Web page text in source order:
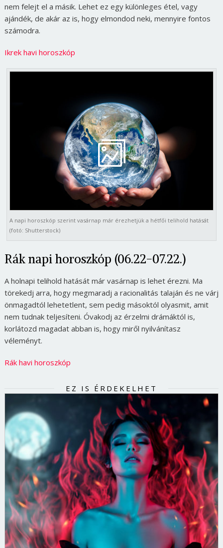
nem felejt el a másik. Lehet ez egy különleges étel, vagy
ajándék, de akár az is, hogy elmondod neki, mennyire fontos
számodra.
Ikrek havi horoszkóp
A napi horoszkóp szerint vasárnap már érezhetjük a hétfői telihold hatását
(fotó: Shutterstock)
Rák napi horoszkóp (06.22-07.22.)
A holnapi telihold hatását már vasárnap is lehet érezni. Ma
törekedj arra, hogy megmaradj a racionalitás talaján és ne várj
önmagadtól lehetetlent, sem pedig másoktól olyasmit, amit
nem tudnak teljesíteni. Óvakodj az érzelmi drámáktól is,
korlátozd magadat abban is, hogy miről nyilvánítasz
véleményt.
Rák havi horoszkóp
EZ IS ÉRDEKELHET